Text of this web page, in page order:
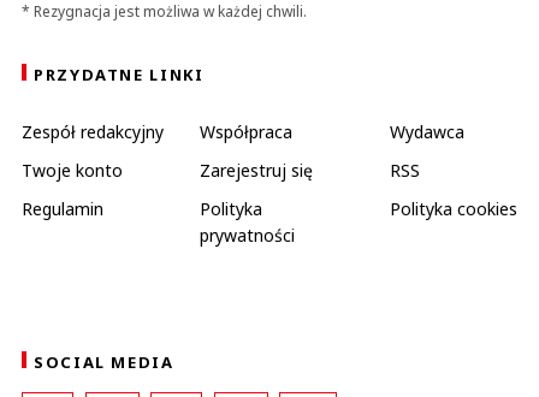
* Rezygnacja jest możliwa w każdej chwili.
PRZYDATNE LINKI
Zespół redakcyjny Współpraca
Wydawca
Twoje konto
Zarejestruj się
RSS
Regulamin
Polityka
prywatności
Polityka cookies
SOCIAL MEDIA